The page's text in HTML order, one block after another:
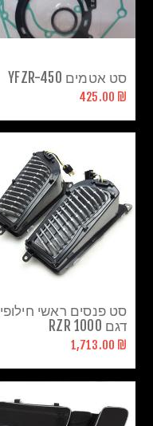
סט אטמים YFZR-450
₪ 425.00
סט פנסים ראשי חילופי
דגם RZR 1000
₪ 1,713.00